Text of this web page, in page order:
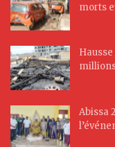
morts
Abissa